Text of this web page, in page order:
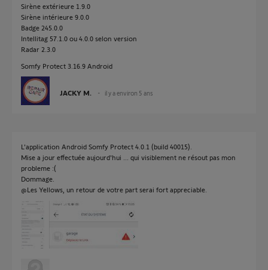
Sirène extérieure 1.9.0
Sirène intérieure 9.0.0
Badge 245.0.0
Intellitag 57.1.0 ou 4.0.0 selon version
Radar 2.3.0
Somfy Protect 3.16.9 Android
JACKY M. il y a environ 5 ans
L'application Android Somfy Protect 4.0.1 (build 40015).
Mise a jour effectuée aujourd'hui ... qui visiblement ne résout pas mon
probleme :(
Dommage.
@Les Yellows, un retour de votre part serai fort appreciable.